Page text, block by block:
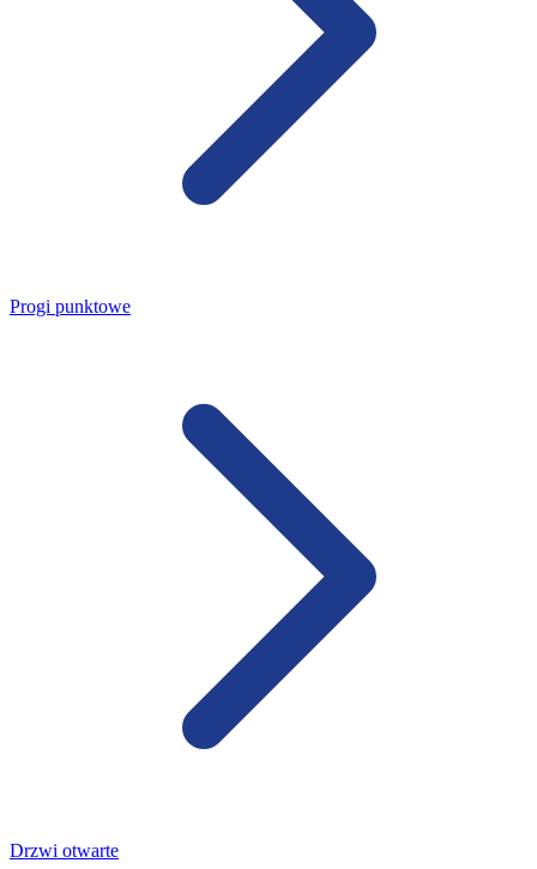
Progi punktowe
Drzwi otwarte